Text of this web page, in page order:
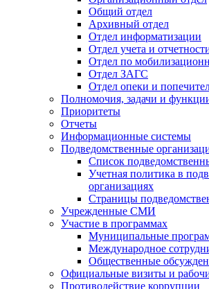
Общий отдел
Архивный отдел
Отдел информатизации
Отдел учета и
Отдел по
Отдел ЗАГС
Отдел опеки и
Полномочия, задачи и
Приоритеты
Отчеты
Информационные системы
Подведомственные
Список
Учетная политика в
организациях
Страницы
Учрежденные СМИ
Участие в программах
Муниципальные
Международное
Общественные
Официальные визиты и
Противодействие коррупции